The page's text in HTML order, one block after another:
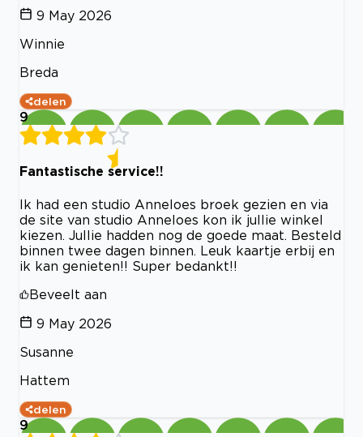
9 May 2026
Winnie
Breda
delen
9
Fantastische service!!
Ik had een studio Anneloes broek gezien en via
de site van studio Anneloes kon ik jullie winkel
kiezen. Jullie hadden nog de goede maat. Besteld
binnen twee dagen binnen. Leuk kaartje erbij en
ik kan genieten!! Super bedankt!!
Beveelt aan
9 May 2026
Susanne
Hattem
delen
9